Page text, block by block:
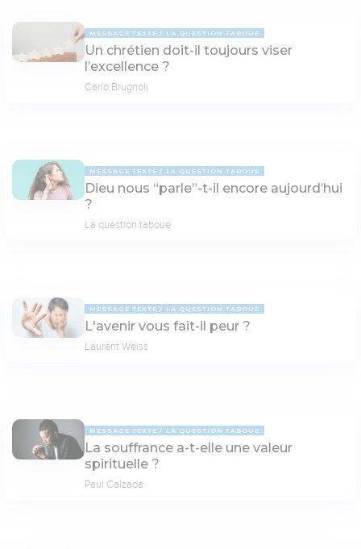
MESSAGE TEXTE LA QUESTION TABOUE
Un chrétien doit-il toujours viser
l’excellence ?
Carlo Brugnoli
MESSAGE TEXTE LA QUESTION TABOUE
Dieu nous “parle”-t-il encore aujourd’hui
?
La question taboue
MESSAGE TEXTE LA QUESTION TABOUE
L'avenir vous fait-il peur ?
Laurent Weiss
MESSAGE TEXTE LA QUESTION TABOUE
La souffrance a-t-elle une valeur
spirituelle ?
Paul Calzada